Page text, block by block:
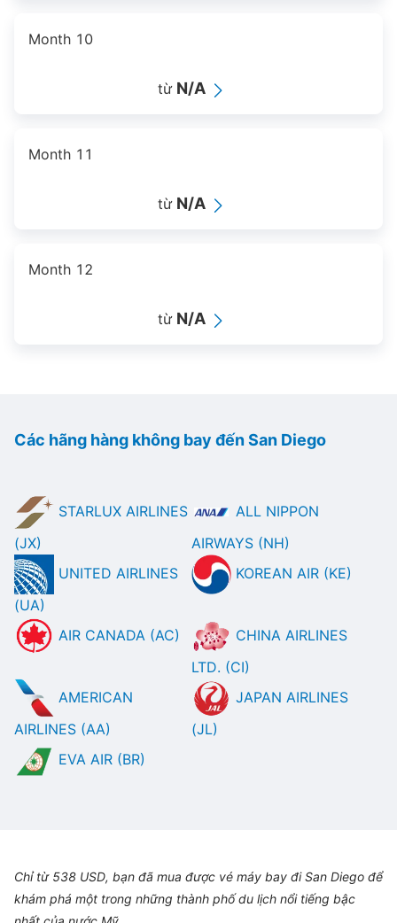
Month 10
từ N/A
Month 11
từ N/A
Month 12
từ N/A
Các hãng hàng không bay đến San Diego
STARLUX AIRLINES
(JX)
ALL NIPPON
AIRWAYS (NH)
UNITED AIRLINES
(UA)
KOREAN AIR (KE)
AIR CANADA (AC)
CHINA AIRLINES
LTD. (CI)
AMERICAN
AIRLINES (AA)
JAPAN AIRLINES
(JL)
EVA AIR (BR)
Chỉ từ 538 USD, bạn đã mua được vé máy bay đi San Diego để
khám phá một trong những thành phố du lịch nổi tiếng bậc